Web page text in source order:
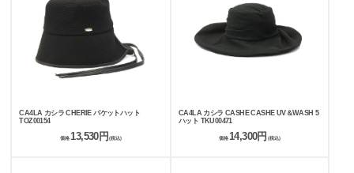
CA4LA カシラ CHERIE バケットハット
TOZ00154
価格 13,530円 (税込)
CA4LA カシラ CASHE CASHE UV＆WASH 5
ハット TKU00471
価格14,300円 (税込)